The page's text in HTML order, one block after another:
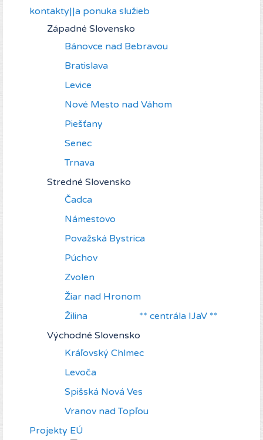
kontakty||a ponuka služieb
Západné Slovensko
Bánovce nad Bebravou
Bratislava
Levice
Nové Mesto nad Váhom
Piešťany
Senec
Trnava
Stredné Slovensko
Čadca
Námestovo
Považská Bystrica
Púchov
Zvolen
Žiar nad Hronom
Žilina ** centrála IJaV **
Východné Slovensko
Kráľovský Chlmec
Levoča
Spišská Nová Ves
Vranov nad Topľou
Projekty EÚ